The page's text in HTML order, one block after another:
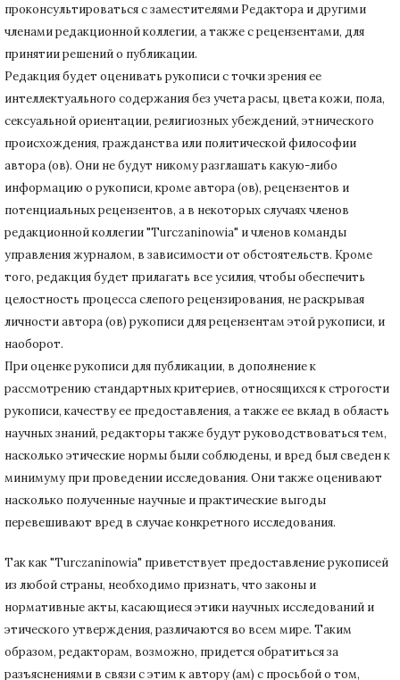
проконсультироваться с заместителями Редактора и другими
членами редакционной коллегии, а также с рецензентами, для
принятии решений о публикации.
Редакция будет оценивать рукописи с точки зрения ее
интеллектуального содержания без учета расы, цвета кожи, пола,
сексуальной ориентации, религиозных убеждений, этнического
происхождения, гражданства или политической философии
автора (ов). Они не будут никому разглашать какую-либо
информацию о рукописи, кроме автора (ов), рецензентов и
потенциальных рецензентов, а в некоторых случаях членов
редакционной коллегии "Turczaninowia" и членов команды
управления журналом, в зависимости от обстоятельств. Кроме
того, редакция будет прилагать все усилия, чтобы обеспечить
целостность процесса слепого рецензирования, не раскрывая
личности автора (ов) рукописи для рецензентам этой рукописи, и
наоборот.
При оценке рукописи для публикации, в дополнение к
рассмотрению стандартных критериев, относящихся к строгости
рукописи, качеству ее предоставления, а также ее вклад в область
научных знаний, редакторы также будут руководствоваться тем,
насколько этические нормы были соблюдены, и вред был сведен к
минимуму при проведении исследования. Они также оценивают
насколько полученные научные и практические выгоды
перевешивают вред в случае конкретного исследования.
Так как "Turczaninowia" приветствует предоставление рукописей
из любой страны, необходимо признать, что законы и
нормативные акты, касающиеся этики научных исследований и
этического утверждения, различаются во всем мире. Таким
образом, редакторам, возможно, придется обратиться за
разъяснениями в связи с этим к автору (ам) с просьбой о том,